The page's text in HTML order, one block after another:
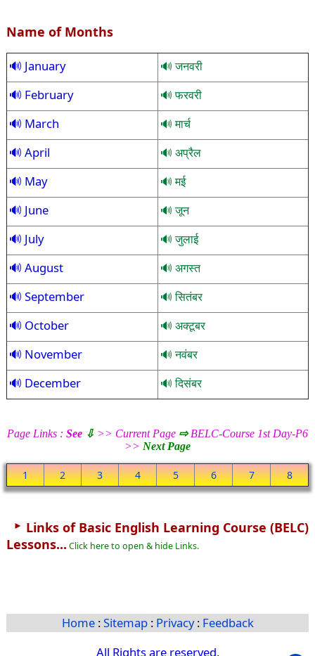
Name of Months
January जनवरी
February फरवरी
March मार्च
April अप्रैल
May मई
June जून
July जुलाई
August अगस्त
September सितंबर
October अक्टूबर
November नवंबर
December दिसंबर
Page Links : See ⇩ >> Current Page ⇨BELC-Course 1st Day-P6
>> Next Page
1 2 3 4 5 6 7 8
► Links of Basic English Learning Course (BELC)
Lessons... Click here to open & hide Links.
Home :Sitemap : Privacy: Feedback
All Rights are reserved.